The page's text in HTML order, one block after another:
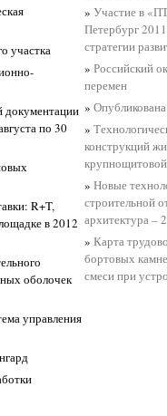
участка
документации
по 30
R+T,
в 2012
оболочек
управления
»Участие в
Петербург
стратегии
»Российский
перемен
»
»
конструкций
»Новые
строительной
архитектура –
»Карта
бортовых
смеси при